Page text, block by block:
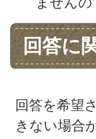
回答に
回答を希望
きない場合